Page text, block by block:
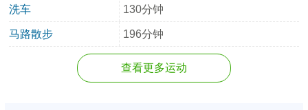
洗车 130分钟
马路散步 196分钟
查看更多运动